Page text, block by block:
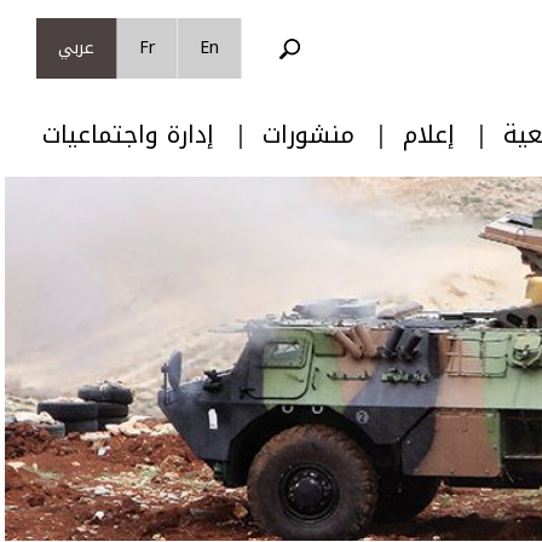
En
Fr عربي
إعلام منشورات إدارة واجتماعيات